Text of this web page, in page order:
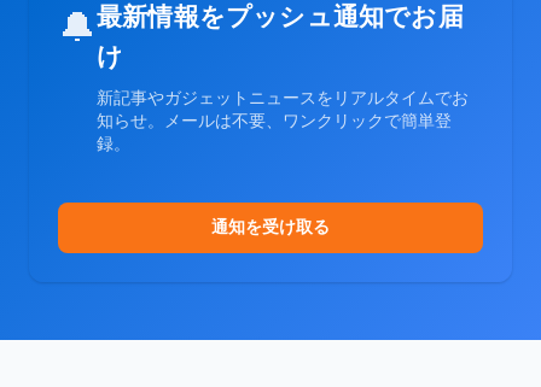
🔔最新情報をプッシュ通知でお届
け
新記事やガジェットニュースをリアルタイムでお
知らせ。メールは不要、ワンクリックで簡単登
録。
通知を受け取る